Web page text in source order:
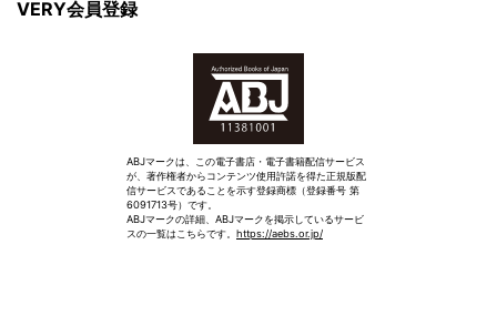
VERY会員登録
ABJマークは、この電子書店・電子書籍配信サービス
が、著作権者からコンテンツ使用許諾を得た正規版配
信サービスであることを示す登録商標（登録番号 第
6091713号）です。
ABJマークの詳細、ABJマークを掲示しているサービ
スの一覧はこちらです。 https://aebs.or.jp/